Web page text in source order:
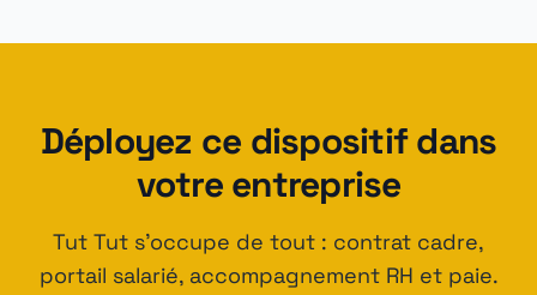
Déployez ce dispositif dans
votre entreprise
Tut Tut s'occupe de tout : contrat cadre,
portail salarié, accompagnement RH et paie.